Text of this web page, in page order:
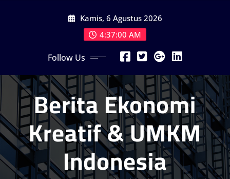
Kamis, 6 Agustus 2026
4:37:02 AM
Follow Us
Berita Ekonomi
Kreatif & UMKM
Indonesia